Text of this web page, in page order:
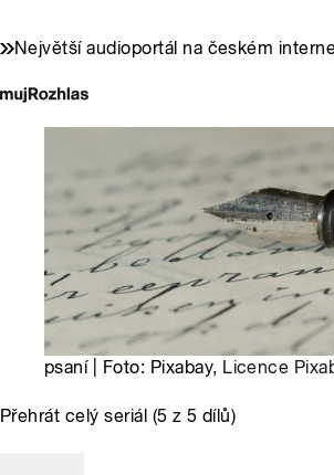
Největší audioportál na českém
psaní | Foto: Pixabay, Licence
Přehrát celý seriál (5 z 5 dílů)